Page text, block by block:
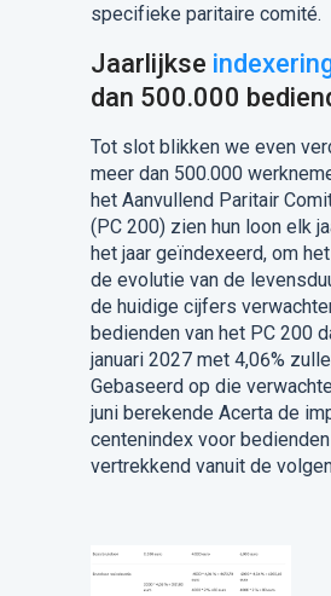
specifieke paritaire comité.
Jaarlijkse
dan 500.000
Tot slot blikken we even
meer dan 500.000
het Aanvullend Paritair
(PC 200) zien hun loon elk
het jaar geïndexeerd, om
de evolutie van de
de huidige cijfers
bedienden van het PC 200
januari 2027 met 4,06%
Gebaseerd op die
juni berekende Acerta de
centenindex voor
vertrekkend vanuit de